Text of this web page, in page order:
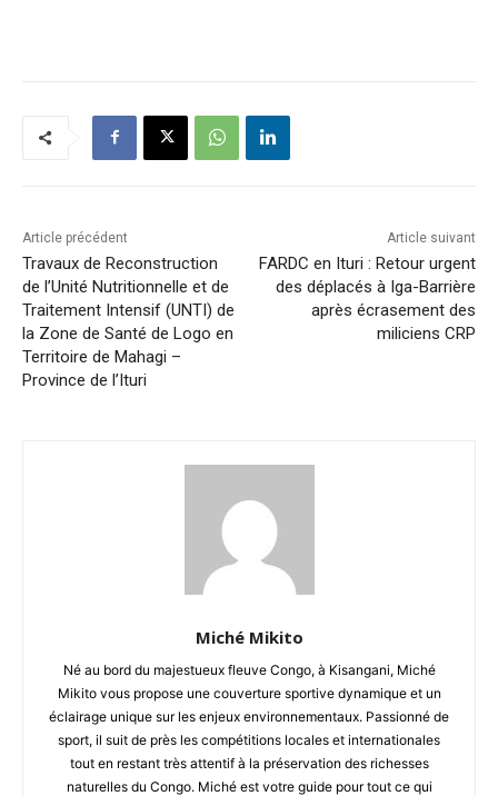
Article précédent
Travaux de Reconstruction
de l’Unité Nutritionnelle et de
Traitement Intensif (UNTI) de
la Zone de Santé de Logo en
Territoire de Mahagi –
Province de l’Ituri
Article suivant
FARDC en Ituri : Retour urgent
des déplacés à Iga-Barrière
après écrasement des
miliciens CRP
Miché Mikito
Né au bord du majestueux fleuve Congo, à Kisangani, Miché
Mikito vous propose une couverture sportive dynamique et un
éclairage unique sur les enjeux environnementaux. Passionné de
sport, il suit de près les compétitions locales et internationales
tout en restant très attentif à la préservation des richesses
naturelles du Congo. Miché est votre guide pour tout ce qui